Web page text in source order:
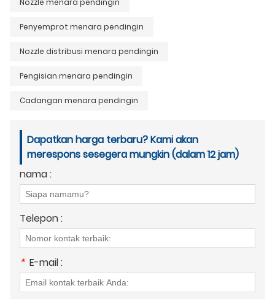
Nozzle menara pendingin
Penyemprot menara pendingin
Nozzle distribusi menara pendingin
Pengisian menara pendingin
Cadangan menara pendingin
Dapatkan harga terbaru? Kami akan
merespons sesegera mungkin (dalam 12 jam)
nama :
Telepon :
* E-mail :